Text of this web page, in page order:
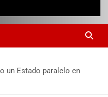
un Estado paralelo en